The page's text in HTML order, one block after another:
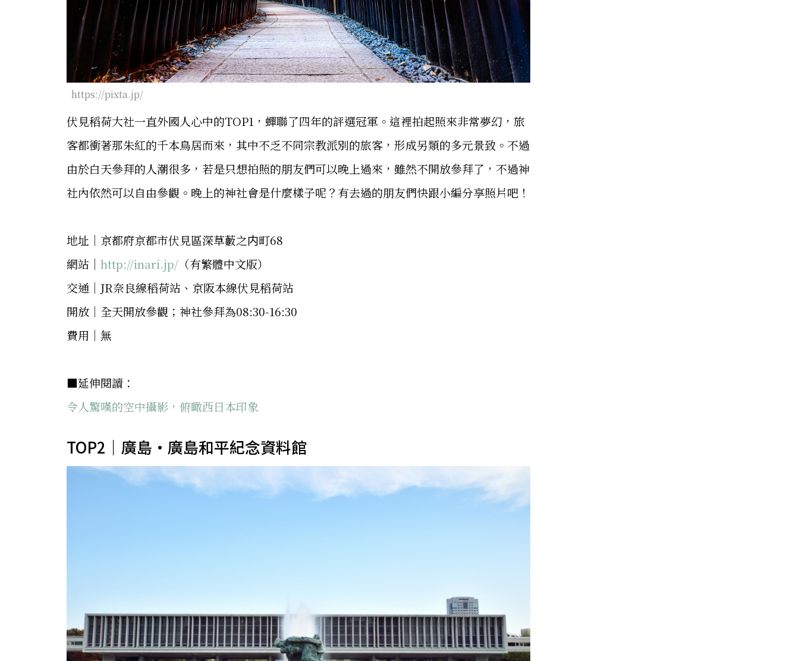
https://pixta.jp/
伏見稻荷大社一直外國人心中的TOP1，蟬聯了四年的評選冠軍。這裡拍起照來非常夢幻，旅
客都衝著那朱紅的千本鳥居而來，其中不乏不同宗教派別的旅客，形成另類的多元景致。不過
由於白天參拜的人潮很多，若是只想拍照的朋友們可以晚上過來，雖然不開放參拜了，不過神
社內依然可以自由參觀。晚上的神社會是什麼樣子呢？有去過的朋友們快跟小編分享照片吧！
地址│京都府京都市伏見區深草藪之内町68
網站│ http://inari.jp/ （有繁體中文版）
交通│JR奈良線稻荷站、京阪本線伏見稻荷站
開放│全天開放參觀；神社參拜為08:30-16:30
費用│無
■延伸閱讀：
令人驚嘆的空中攝影，俯瞰西日本印象
TOP2｜廣島・廣島和平紀念資料館